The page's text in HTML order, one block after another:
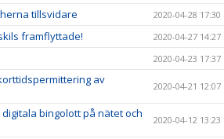
tillsvidare 2020-04-28 17:30
framflyttade! 2020-04-27 14:27
2020-04-23 17:37
av
2020-04-21 12:07
bingolott på nätet och
2020-04-12 13:23